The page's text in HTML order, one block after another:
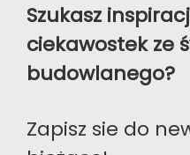
Szukasz
ciekawostek ze
budowlanego?
Zapisz sie do